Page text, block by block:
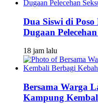
Dua Siswi di
Dugaan
18 jam lalu
Bersama Warga
Kampung